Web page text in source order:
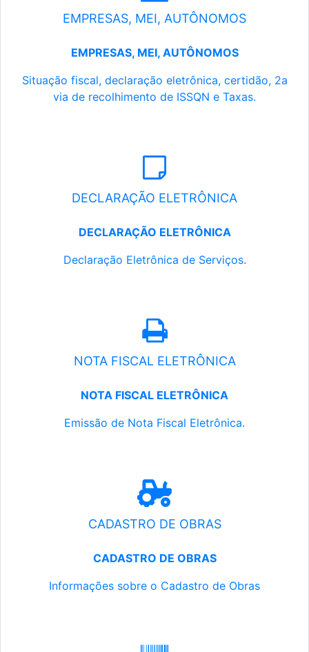
EMPRESAS, MEI, AUTÔNOMOS
EMPRESAS, MEI, AUTÔNOMOS
Situação fiscal, declaração eletrônica, certidão, 2a
via de recolhimento de ISSQN e Taxas.
DECLARAÇÃO ELETRÔNICA
DECLARAÇÃO ELETRÔNICA
Declaração Eletrônica de Serviços.
NOTA FISCAL ELETRÔNICA
NOTA FISCAL ELETRÔNICA
Emissão de Nota Fiscal Eletrônica.
CADASTRO DE OBRAS
CADASTRO DE OBRAS
Informações sobre o Cadastro de Obras